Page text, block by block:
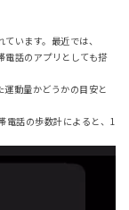
います。最近では、
電話のアプリとしても搭
動量かどうかの目安と
電話の歩数計によると、1